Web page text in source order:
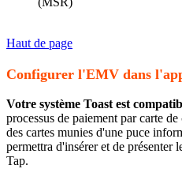
Haut de page
Configurer l'EMV dans
Votre système Toast est
processus de paiement par carte
des cartes munies d'une puce
permettra d'insérer et de présenter
Tap.